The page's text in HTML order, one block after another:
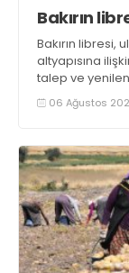
Bakırın
Bakırın libresi,
altyapısına
talep ve
ulaşarak tarihi
06 Ağustos